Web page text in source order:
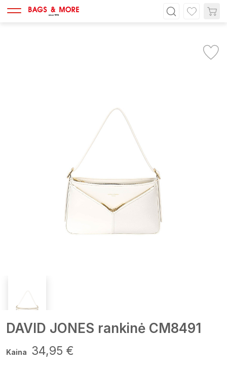
DAVID JONES rankinė CM8491
Kaina 34,95 €